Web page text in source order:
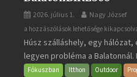
2026. július 1. Nagy József
BalatonBIKE365
bejegyzéshez
a hozzászólások lehetősége
Húsz szálláshely, egy
legyen probléma a Balatonnál.
Fókuszban Itthon Outdoor